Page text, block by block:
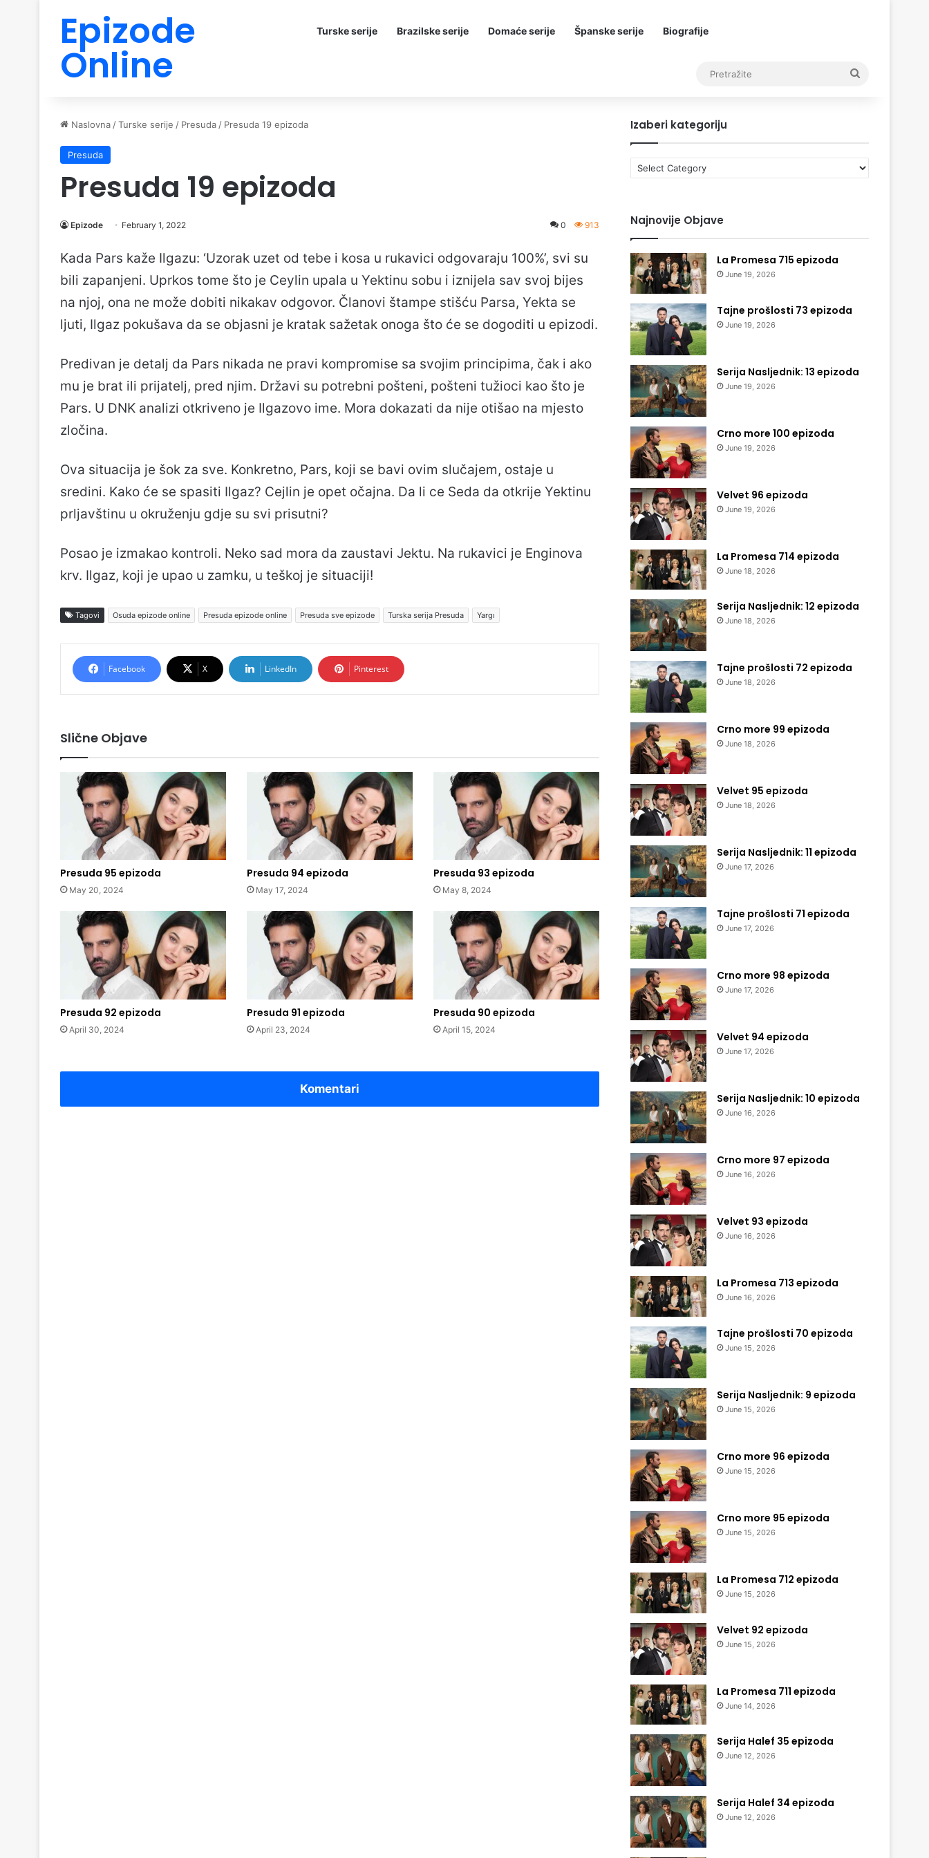
Epizode
Online
Turske serije Brazilske serije Domaće serije Španske serije Biografije
Naslovna /Turske serije / Presuda / Presuda 19 epizoda
Presuda
Presuda 19 epizoda
Epizode February 1, 2022 0 913
Kada Pars kaže Ilgazu: ‘Uzorak uzet od tebe i kosa u rukavici odgovaraju 100%’, svi su
bili zapanjeni. Uprkos tome što je Ceylin upala u Yektinu sobu i iznijela sav svoj bijes
na njoj, ona ne može dobiti nikakav odgovor. Članovi štampe stišću Parsa, Yekta se
ljuti, Ilgaz pokušava da se objasni je kratak sažetak onoga što će se dogoditi u epizodi.
Predivan je detalj da Pars nikada ne pravi kompromise sa svojim principima, čak i ako
mu je brat ili prijatelj, pred njim. Državi su potrebni pošteni, pošteni tužioci kao što je
Pars. U DNK analizi otkriveno je Ilgazovo ime. Mora dokazati da nije otišao na mjesto
zločina.
Ova situacija je šok za sve. Konkretno, Pars, koji se bavi ovim slučajem, ostaje u
sredini. Kako će se spasiti Ilgaz? Cejlin je opet očajna. Da li ce Seda da otkrije Yektinu
prljavštinu u okruženju gdje su svi prisutni?
Posao je izmakao kontroli. Neko sad mora da zaustavi Jektu. Na rukavici je Enginova
krv. Ilgaz, koji je upao u zamku, u teškoj je situaciji!
Tagovi Osuda epizode online Presuda epizode online Presuda sve epizode Turska serija Presuda Yargı
Facebook X LinkedIn Pinterest
Slične Objave
Presuda 95 epizoda
May 20, 2024
Presuda 94 epizoda
May 17, 2024
Presuda 93 epizoda
May 8, 2024
Presuda 92 epizoda
April 30, 2024
Presuda 91 epizoda
April 23, 2024
Presuda 90 epizoda
April 15, 2024
Komentari
Izaberi kategoriju
Izaberi
kategoriju
Najnovije Objave
La Promesa 715 epizoda
June 19, 2026
Tajne prošlosti 73 epizoda
June 19, 2026
Serija Nasljednik: 13 epizoda
June 19, 2026
Crno more 100 epizoda
June 19, 2026
Velvet 96 epizoda
June 19, 2026
La Promesa 714 epizoda
June 18, 2026
Serija Nasljednik: 12 epizoda
June 18, 2026
Tajne prošlosti 72 epizoda
June 18, 2026
Crno more 99 epizoda
June 18, 2026
Velvet 95 epizoda
June 18, 2026
Serija Nasljednik: 11 epizoda
June 17, 2026
Tajne prošlosti 71 epizoda
June 17, 2026
Crno more 98 epizoda
June 17, 2026
Velvet 94 epizoda
June 17, 2026
Serija Nasljednik: 10 epizoda
June 16, 2026
Crno more 97 epizoda
June 16, 2026
Velvet 93 epizoda
June 16, 2026
La Promesa 713 epizoda
June 16, 2026
Tajne prošlosti 70 epizoda
June 15, 2026
Serija Nasljednik: 9 epizoda
June 15, 2026
Crno more 96 epizoda
June 15, 2026
Crno more 95 epizoda
June 15, 2026
La Promesa 712 epizoda
June 15, 2026
Velvet 92 epizoda
June 15, 2026
La Promesa 711 epizoda
June 14, 2026
Serija Halef 35 epizoda
June 12, 2026
Serija Halef 34 epizoda
June 12, 2026